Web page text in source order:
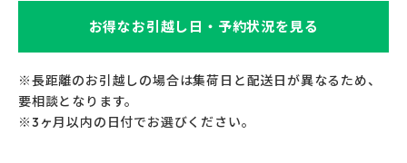
お得なお引越し日・予約状況を見る
※長距離のお引越しの場合は集荷日と配送日が異なるため、
要相談となります。
※3ヶ月以内の日付でお選びください。